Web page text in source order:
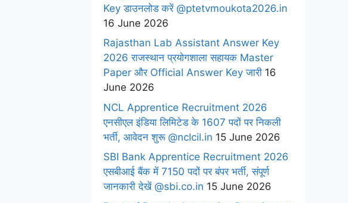
Key डाउनलोड करें @ptetvmoukota2026.in
16 June 2026
Rajasthan Lab Assistant Answer Key
2026 राजस्थान प्रयोगशाला सहायक Master
Paper और Official Answer Key जारी 16
June 2026
NCL Apprentice Recruitment 2026
एनसीएल इंडिया लिमिटेड के 1607 पदों पर निकली
भर्ती, आवेदन शुरू @nclcil.in 15 June 2026
SBI Bank Apprentice Recruitment 2026
एसबीआई बैंक में 7150 पदों पर बंपर भर्ती, संपूर्ण
जानकारी देखें @sbi.co.in 15 June 2026